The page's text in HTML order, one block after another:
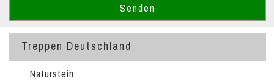
Treppen Deutschland
Naturstein